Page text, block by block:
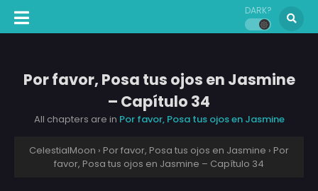
DARK?
Por favor, Posa tus ojos en Jasmine
– Capítulo 34
All chapters are in Por favor, Posa tus ojos en Jasmine
CelestialMoon › Por favor, Posa tus ojos en Jasmine › Por
favor, Posa tus ojos en Jasmine – Capítulo 34